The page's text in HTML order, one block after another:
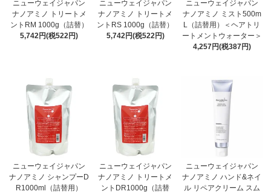
ニューウェイジャパン
ナノアミノ トリートメ
ントRM 1000g（詰替）
5,742円(税522円)
ニューウェイジャパン
ナノアミノ トリートメ
ントRS 1000g（詰替）
5,742円(税522円)
ニューウェイジャパン
ナノアミノ ミスト500m
L（詰替用）＜ヘアトリ
ートメントウォーター＞
4,257円(税387円)
ニューウェイジャパン
ナノアミノ シャンプーD
R1000ml（詰替用）
ニューウェイジャパン
ナノアミノ トリートメ
ントDR1000g（詰替
ニューウェイジャパン
ナノアミノ ハンド&ネイ
ル リペアクリーム スム